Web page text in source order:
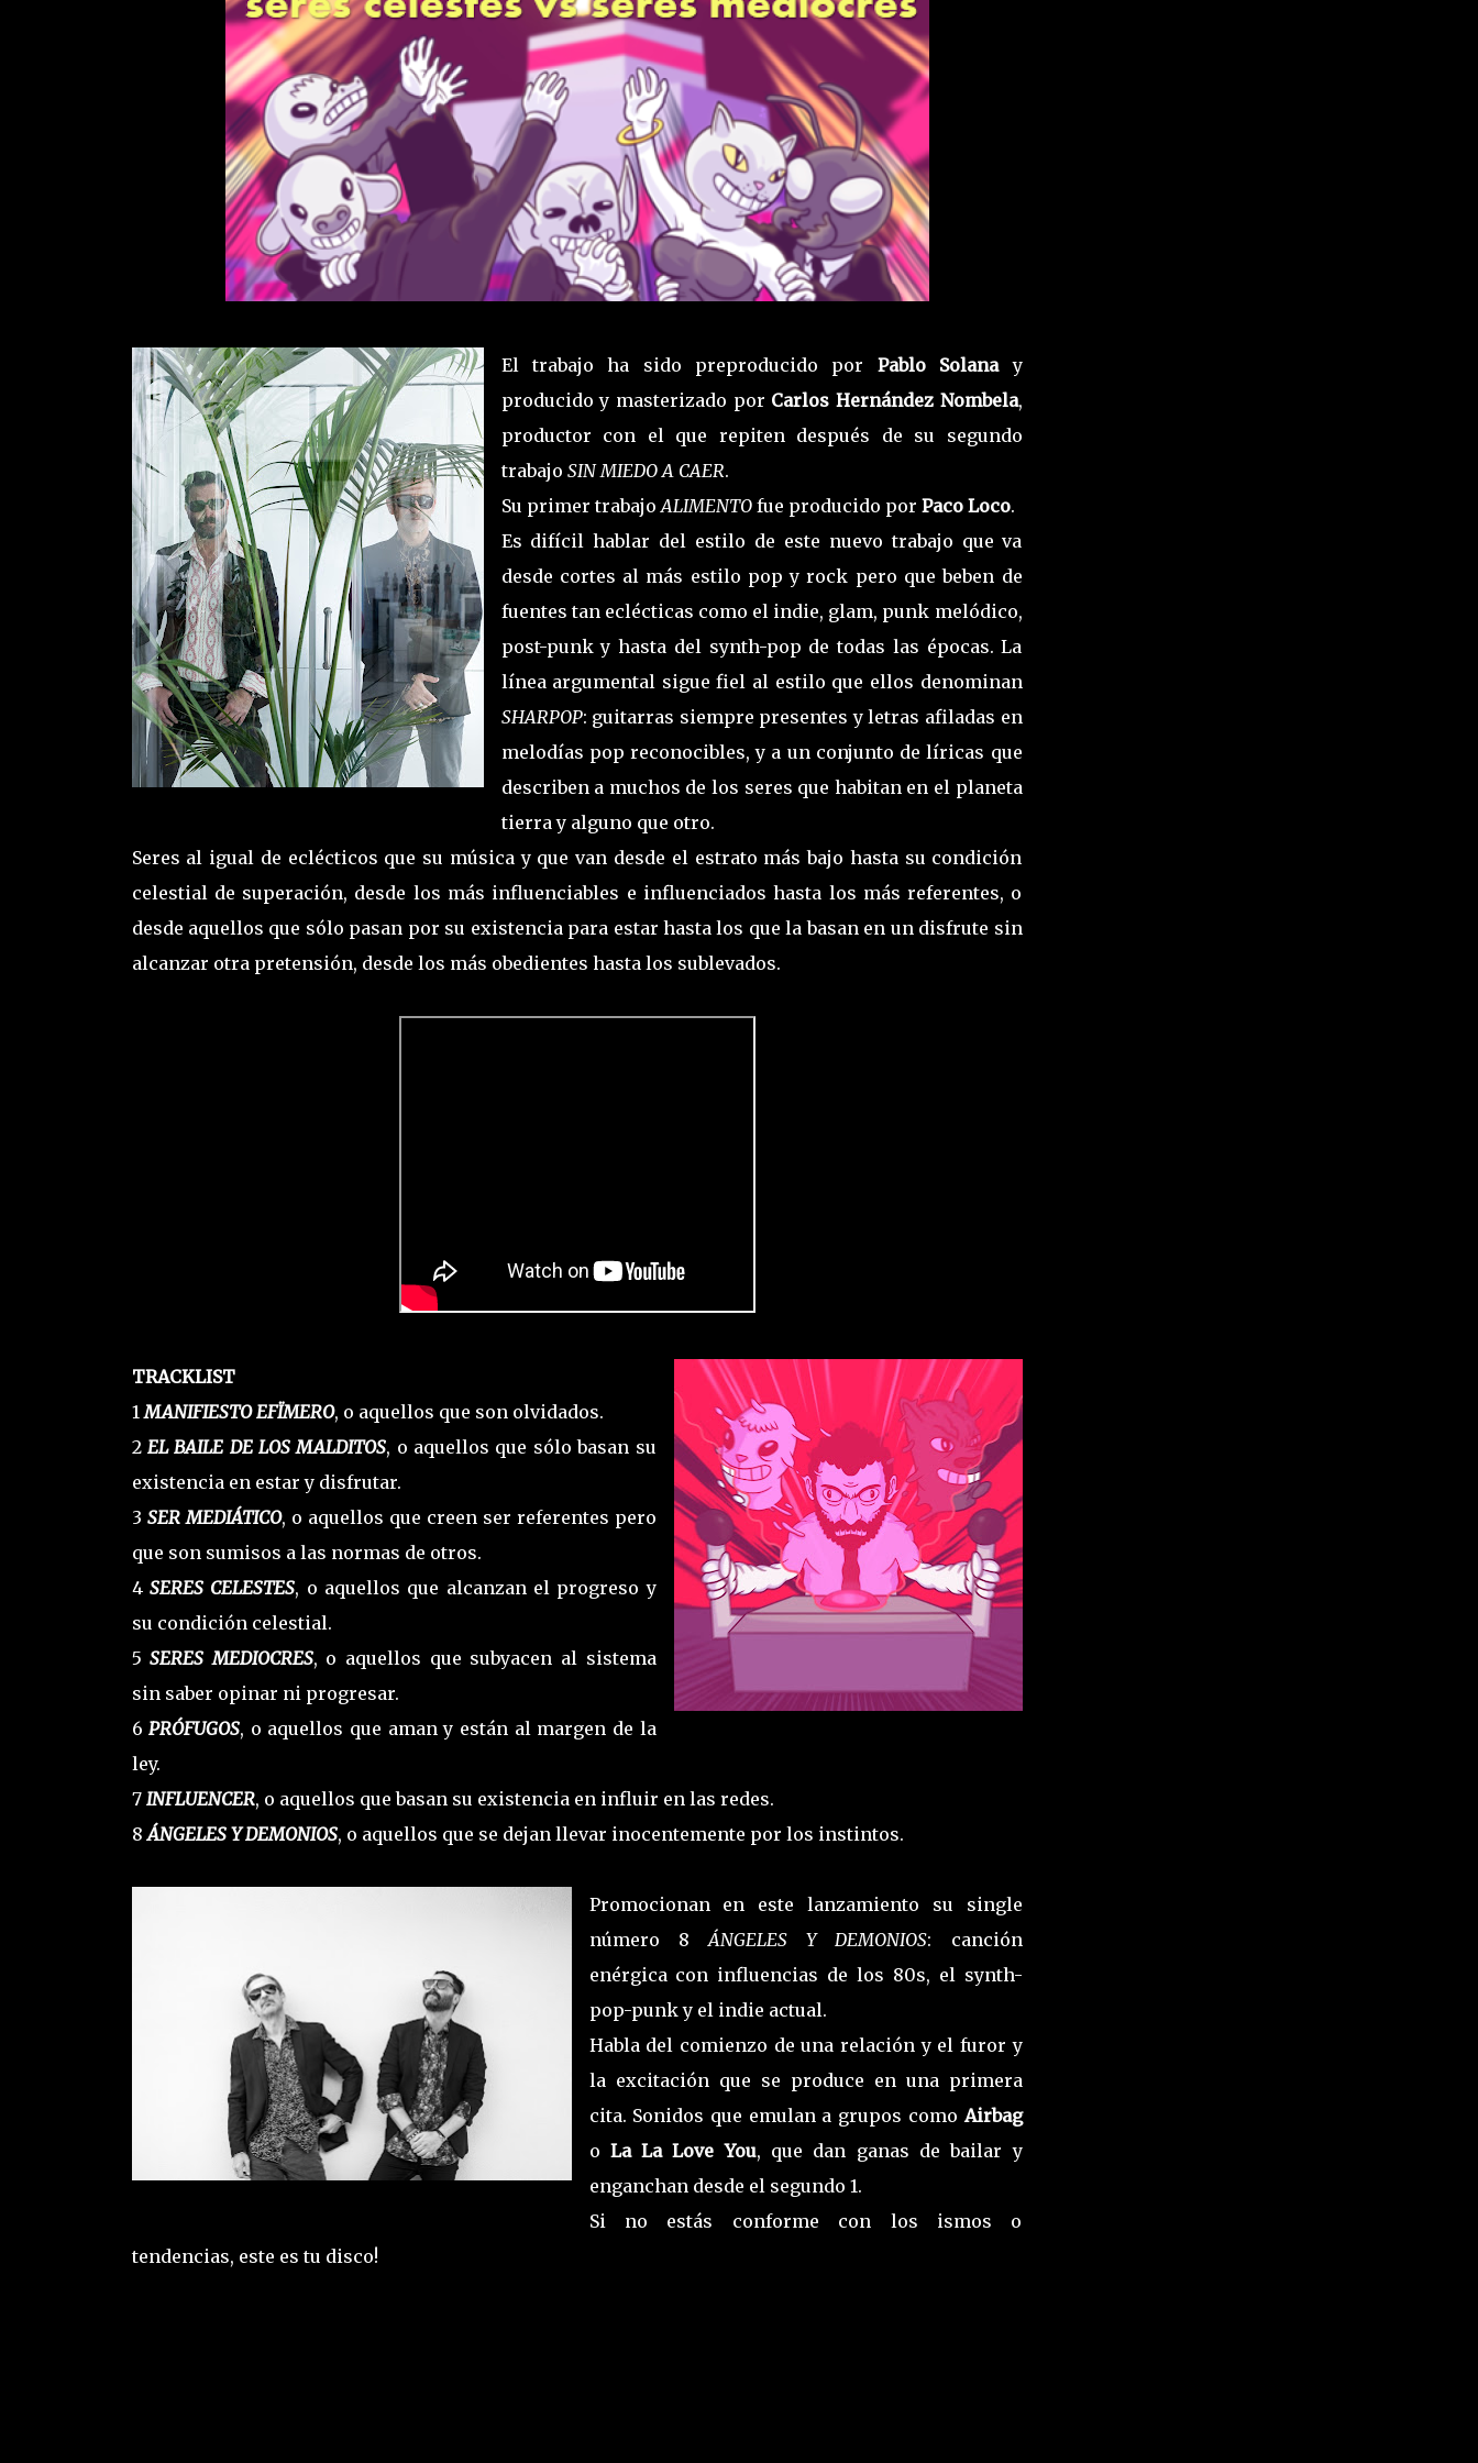
El trabajo ha sido preproducido por Pablo Solanay
producido y masterizado por Carlos Hernández Nombela,
productor con el que repiten después de su segundo
trabajo SIN MIEDO A CAER.
Su primer trabajoALIMENTO fue producido por Paco Loco.
Es difícil hablar del estilo de este nuevo trabajo que va
desde cortes al más estilo pop y rock pero que beben de
fuentes tan eclécticas como el indie, glam, punk melódico,
post-punk y hasta del synth-pop de todas las épocas. La
línea argumental sigue fiel al estilo que ellos denominan
SHARPOP: guitarras siempre presentes y letras afiladas en
melodías pop reconocibles, y a un conjunto de líricas que
describen a muchos de los seres que habitan en el planeta
tierra y alguno que otro.
Seres al igual de eclécticos que su música y que van desde el estrato más bajo hasta su condición
celestial de superación, desde los más influenciables e influenciados hasta los más referentes, o
desde aquellos que sólo pasan por su existencia para estar hasta los que la basan en un disfrute sin
alcanzar otra pretensión, desde los más obedientes hasta los sublevados.
TRACKLIST
1MANIFIESTO EFÏMERO, o aquellos que son olvidados.
2 EL BAILE DE LOS MALDITOS, o aquellos que sólo basan su
existencia en estar y disfrutar.
3 SER MEDIÁTICO, o aquellos que creen ser referentes pero
que son sumisos a las normas de otros.
4 SERES CELESTES, o aquellos que alcanzan el progreso y
su condición celestial.
5SERES MEDIOCRES, o aquellos que subyacen al sistema
sin saber opinar ni progresar.
6PRÓFUGOS, o aquellos que aman y están al margen de la
ley.
7 INFLUENCER, o aquellos que basan su existencia en influir en las redes.
8ÁNGELES Y DEMONIOS, o aquellos que se dejan llevar inocentemente por los instintos.
Promocionan en este lanzamiento su single
número 8ÁNGELES Y DEMONIOS: canción
enérgica con influencias de los 80s, el synth-
pop-punk y el indie actual.
Habla del comienzo de una relación y el furor y
la excitación que se produce en una primera
cita. Sonidos que emulan a grupos comoAirbag
o La La Love You, que dan ganas de bailar y
enganchan desde el segundo 1.
Si no estás conforme con los ismos o
tendencias, este es tu disco!